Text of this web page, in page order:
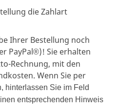
die Zahlart
Ihrer Bestellung noch
PayPal®)! Sie erhalten
Rechnung, mit den
Wenn Sie per
hinterlassen Sie im Feld
entsprechenden Hinweis